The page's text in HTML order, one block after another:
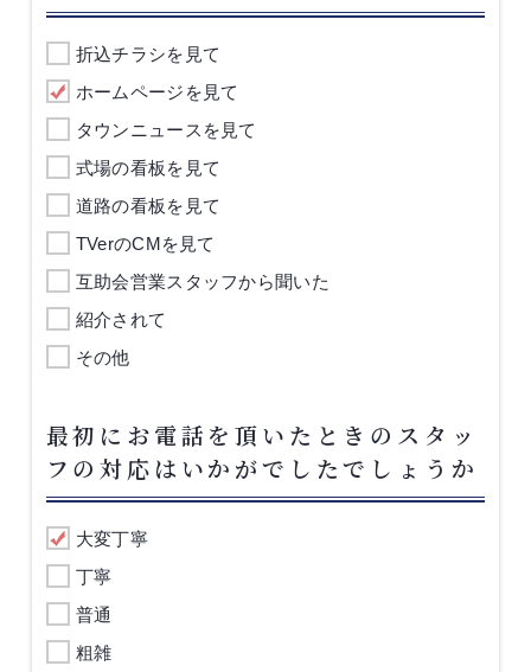
折込チラシを見て
ホームページを見て
タウンニュースを見て
式場の看板を見て
道路の看板を見て
TVerのCMを見て
互助会営業スタッフから聞いた
紹介されて
その他
最初にお電話を頂いたときのスタッ
フの対応はいかがでしたでしょうか
大変丁寧
丁寧
普通
粗雑